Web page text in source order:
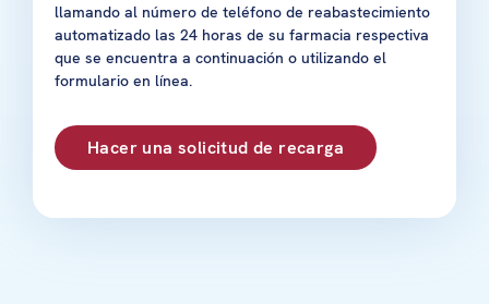
llamando al número de teléfono de reabastecimiento
automatizado las 24 horas de su farmacia respectiva
que se encuentra a continuación o utilizando el
formulario en línea.
Hacer una solicitud de recarga